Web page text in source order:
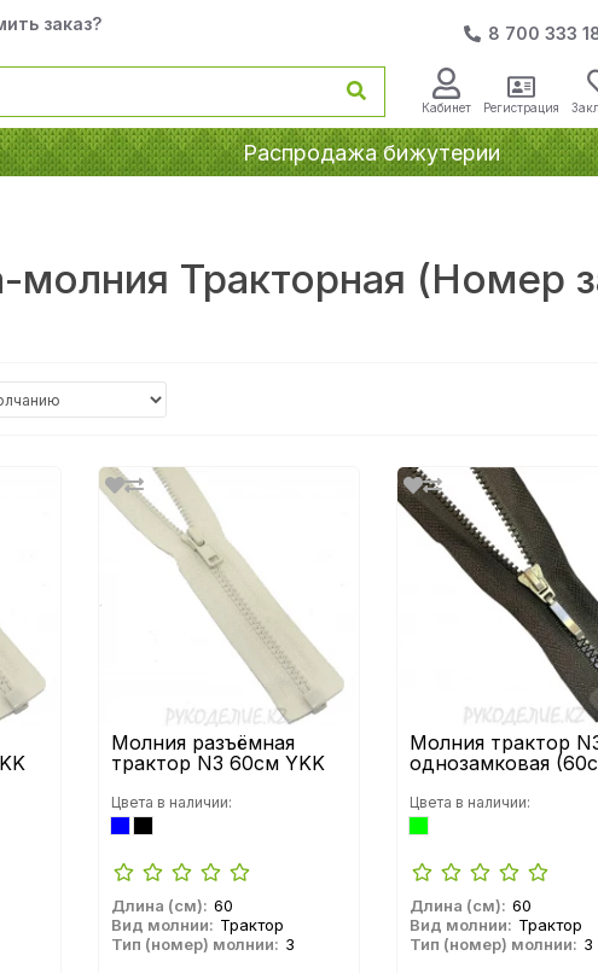
заказ? 8 700 333
Кабинет Регистрация
Распродажа бижутерии
молния Тракторная (Номер
Молния разъёмная
трактор N3 60см YKK
Цвета в наличии:
Длина (см): 60
Вид молнии: Трактор
Тип (номер) молнии: 3
Молния трактор
однозамковая
Цвета в наличии:
Длина (см): 60
Вид молнии: Трактор
Тип (номер) молнии: 3